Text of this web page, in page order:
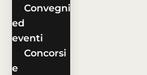
Convegni
ed
eventi
Concorsi
e